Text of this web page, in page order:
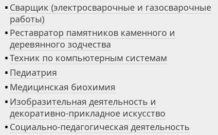
▪ Сварщик (электросварочные и газосварочные
работы)
▪ Реставратор памятников каменного и
деревянного зодчества
▪Техник по компьютерным системам
▪ Педиатрия
▪ Медицинская биохимия
▪ Изобразительная деятельность и
декоративно-прикладное искусство
▪ Социально-педагогическая деятельность